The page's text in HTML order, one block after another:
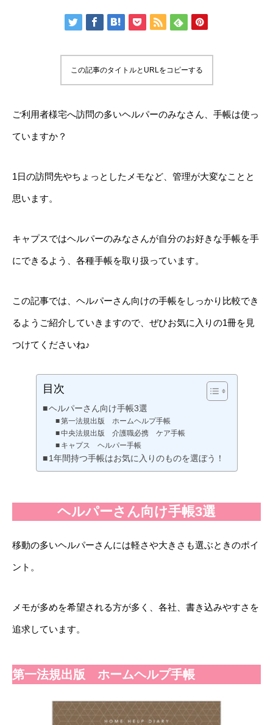
この記事のタイトルとURLをコピーする
ご利用者様宅へ訪問の多いヘルパーのみなさん、手帳は使っ
ていますか？
1日の訪問先やちょっとしたメモなど、管理が大変なことと
思います。
キャプスではヘルパーのみなさんが自分のお好きな手帳を手
にできるよう、各種手帳を取り扱っています。
この記事では、ヘルパーさん向けの手帳をしっかり比較でき
るようご紹介していきますので、ぜひお気に入りの1冊を見
つけてくださいね♪
目次
ヘルパーさん向け手帳3選
第一法規出版 ホームヘルプ手帳
中央法規出版 介護職必携 ケア手帳
キャプス ヘルパー手帳
1年間持つ手帳はお気に入りのものを選ぼう！
ヘルパーさん向け手帳3選
移動の多いヘルパーさんには軽さや大きさも選ぶときのポイ
ント。
メモが多めを希望される方が多く、各社、書き込みやすさを
追求しています。
第一法規出版 ホームヘルプ手帳